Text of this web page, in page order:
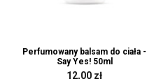
Perfumowany balsam do ciała -
Say Yes! 50ml
12,00 zł